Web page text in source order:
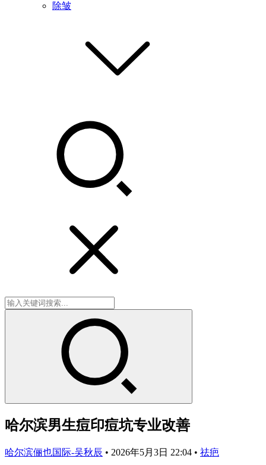
除皱
哈尔滨男生痘印痘坑专业改善
哈尔滨俪也国际-吴秋辰 • 2026年5月3日 22:04 • 祛疤